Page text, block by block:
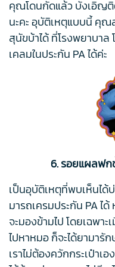
คุณโดนกัดแล้ว บังเอิญติ
นะคะ อุบัติเหตุแบบนี้ คุ
สุนัขบ้าได้ ที่โรงพยาบาล
เคลมในประกัน PA ได้ค่ะ
6. รอยแผลฟก
เป็นอุบัติเหตุที่พบเห็นได้
มารถเครมประกัน PA
จะมองข้ามไป โดยเฉพาะ
ไปหาหมอ ก็จะได้ยามารั
เราไม่ต้องควักกระเป๋าเ